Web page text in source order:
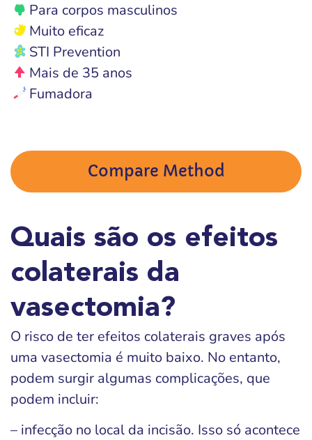
Para corpos masculinos
Muito eficaz
STI Prevention
Mais de 35 anos
Fumadora
Compare Method
Quais são os efeitos
colaterais da
vasectomia?
O risco de ter efeitos colaterais graves após
uma vasectomia é muito baixo. No entanto,
podem surgir algumas complicações, que
podem incluir:
– infecção no local da incisão. Isso só acontece